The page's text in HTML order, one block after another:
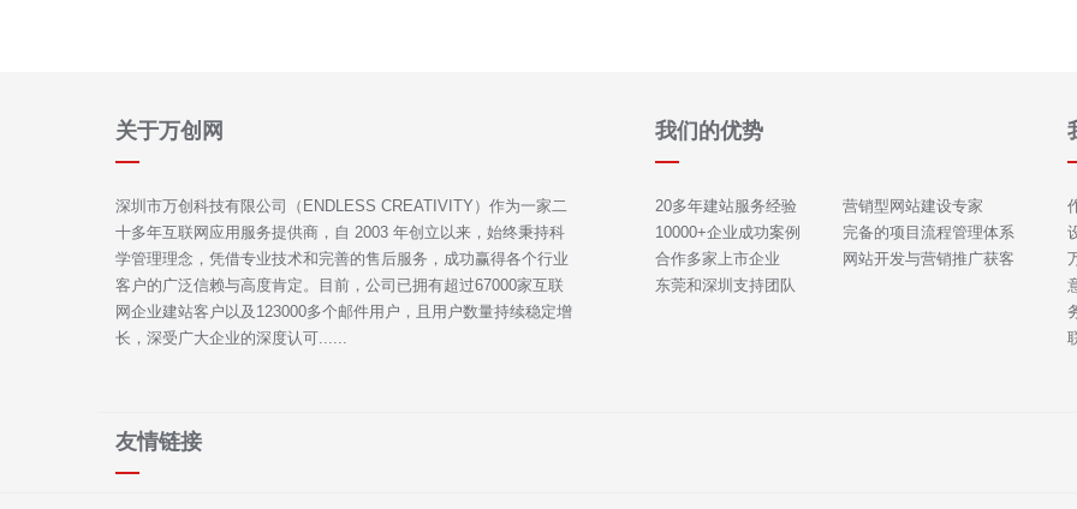
关于万创网
深圳市万创科技有限公司（ENDLESS CREATIVITY）作为一家二
十多年互联网应用服务提供商，自 2003 年创立以来，始终秉持科
学管理理念，凭借专业技术和完善的售后服务，成功赢得各个行业
客户的广泛信赖与高度肯定。目前，公司已拥有超过67000家互联
网企业建站客户以及123000多个邮件用户，且用户数量持续稳定增
长，深受广大企业的深度认可......
我们的优势
20多年建站服务经验
10000+企业成功案例
合作多家上市企业
东莞和深圳支持团队
营销型网站建设专家
完备的项目流程管理体系
网站开发与营销推广获客
友情链接